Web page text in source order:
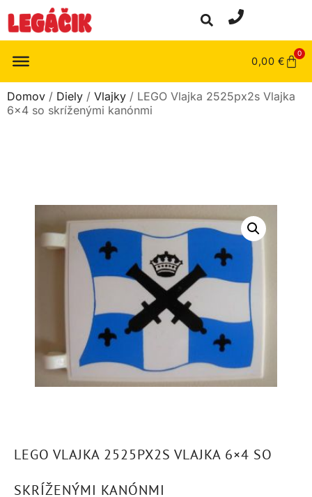
0,00 €
0
Domov / Diely / Vlajky / LEGO Vlajka 2525px2s Vlajka
6×4 so skríženými kanónmi
LEGO VLAJKA 2525PX2S VLAJKA 6×4 SO
SKRÍŽENÝMI KANÓNMI